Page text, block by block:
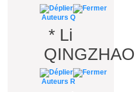
Auteurs Q
* Li
QINGZHAO
Auteurs R